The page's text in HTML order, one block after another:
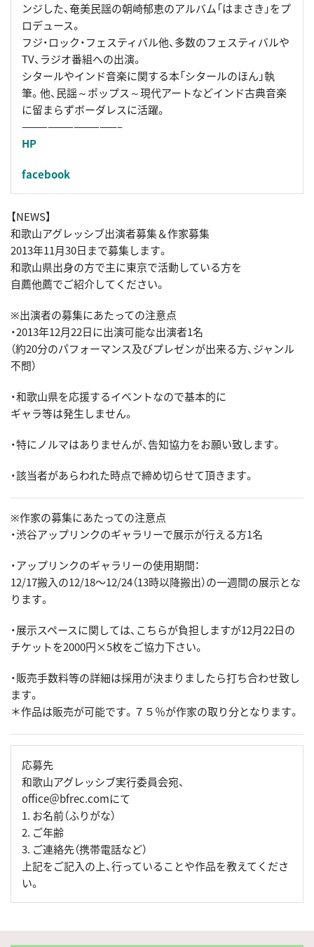
ンジした、奄美民謡の朝崎郁恵のアルバム「はまさき」をプ
ロデュース。
フジ・ロック・フェスティバル他、多数のフェスティバルや
TV、ラジオ番組への出演。
シタールやインド音楽に関する本「シタールのほん」執
筆。他、民謡～ポップス～現代アートなどインド古典音楽
に留まらずボーダレスに活躍。
———————————–
HP
facebook
【NEWS】
和歌山アグレッシブ出演者募集＆作家募集
2013年11月30日まで募集します。
和歌山県出身の方で主に東京で活動している方を
自薦他薦でご紹介してください。
※出演者の募集にあたっての注意点
・2013年12月22日に出演可能な出演者1名
（約20分のパフォーマンス及びプレゼンが出来る方、ジャンル
不問）
・和歌山県を応援するイベントなので基本的に
ギャラ等は発生しません。
・特にノルマはありませんが、告知協力をお願い致します。
・該当者があらわれた時点で締め切らせて頂きます。
※作家の募集にあたっての注意点
・渋谷アップリンクのギャラリーで展示が行える方1名
・アップリンクのギャラリーの使用期間：
12/17搬入の12/18〜12/24（13時以降搬出）の一週間の展示とな
ります。
・展示スペースに関しては、こちらが負担しますが12月22日の
チケットを2000円×5枚をご協力下さい。
・販売手数料等の詳細は採用が決まりましたら打ち合わせ致し
ます。
＊作品は販売が可能です。７５％が作家の取り分となります。
応募先
和歌山アグレッシブ実行委員会宛、
office＠bfrec.comにて
1. お名前（ふりがな）
2. ご年齢
3. ご連絡先（携帯電話など）
上記をご記入の上、行っていることや作品を教えてくださ
い。